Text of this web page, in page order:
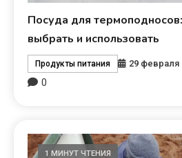
Посуда для
выбрать и использовать
Продукты питания 29 февраля
0
1 МИНУТ ЧТЕНИЯ